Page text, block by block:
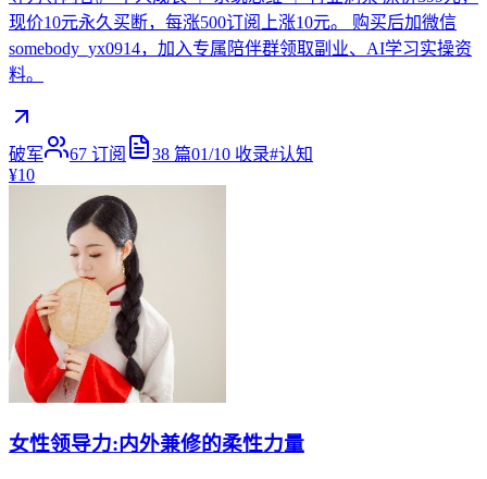
现价10元永久买断，每涨500订阅上涨10元。 购买后加微信
somebody_yx0914，加入专属陪伴群领取副业、AI学习实操资
料。
破军 67 订阅 38 篇01/10 收录#认知
¥10
女性领导力:内外兼修的柔性力量